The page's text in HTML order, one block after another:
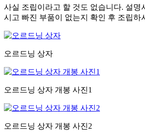
사실 조립이라고 할 것도 없습니다. 설
시고 빠진 부품이 없는지 확인 후 조립하
오르드닝 상자
오르드닝 상자 개봉 사진1
오르드닝 상자 개봉 사진2